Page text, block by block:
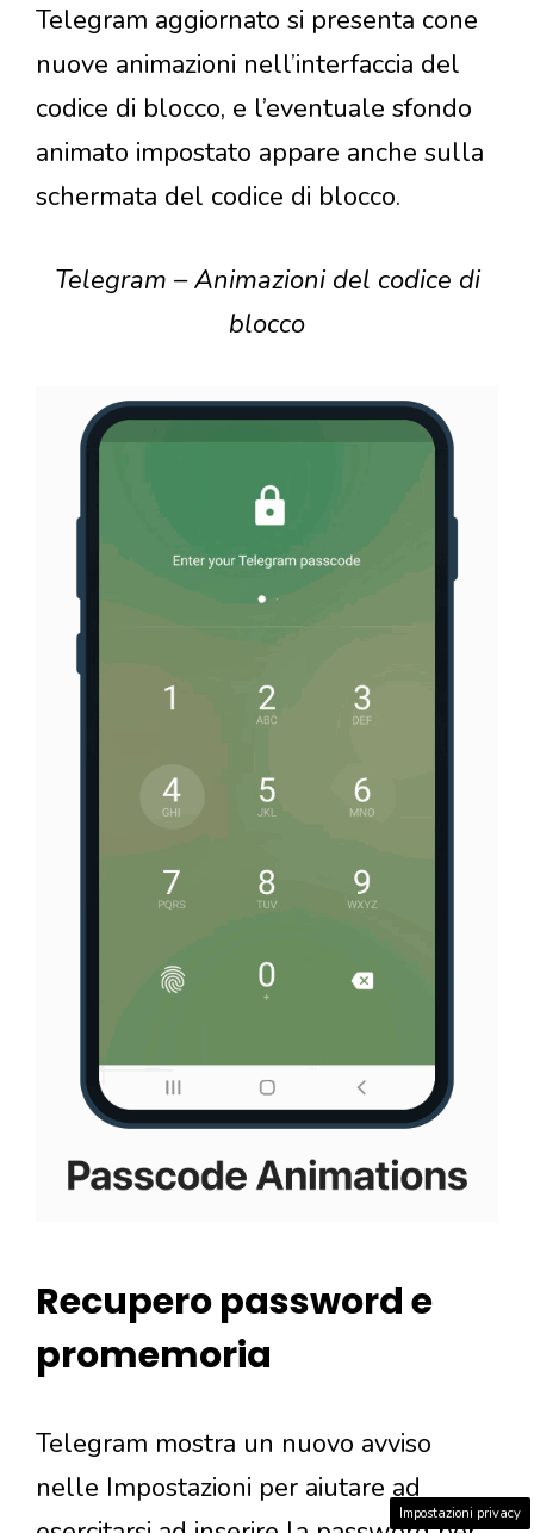
Telegram aggiornato si presenta cone
nuove animazioni nell’interfaccia del
codice di blocco, e l’eventuale sfondo
animato impostato appare anche sulla
schermata del codice di blocco.
Telegram – Animazioni del codice di
blocco
Recupero password e
promemoria
Telegram mostra un nuovo avviso
nelle Impostazioni per aiutare ad
Impostazioni privacy